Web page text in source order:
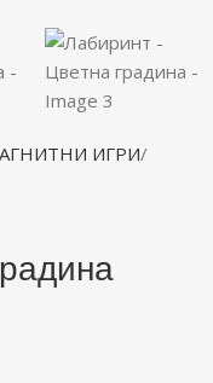
ИГРИ